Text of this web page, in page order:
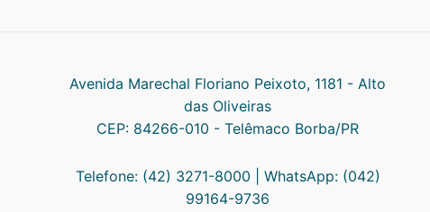
Avenida Marechal Floriano Peixoto, 1181 - Alto
das Oliveiras
CEP: 84266-010 - Telêmaco Borba/PR
Telefone: (42) 3271-8000 | WhatsApp: (042)
99164-9736